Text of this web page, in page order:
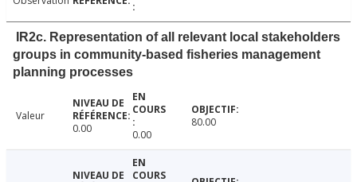
IR2c. Representation of all relevant local stakeholders
groups in community-based fisheries management
planning processes
Valeur
0.00
0.00
80.00